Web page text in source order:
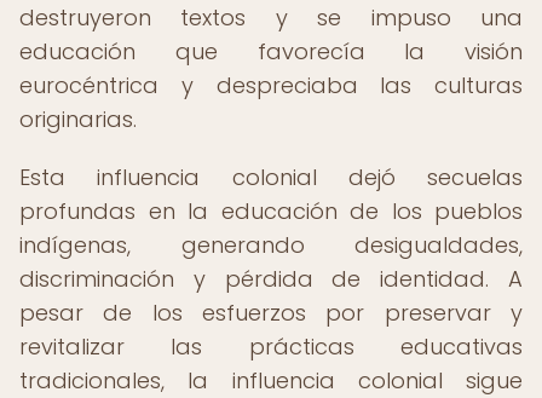
destruyeron textos y se impuso una
educación que favorecía la visión
eurocéntrica y despreciaba las culturas
originarias.
Esta influencia colonial dejó secuelas
profundas en la educación de los pueblos
indígenas, generando desigualdades,
discriminación y pérdida de identidad. A
pesar de los esfuerzos por preservar y
revitalizar las prácticas educativas
tradicionales, la influencia colonial sigue